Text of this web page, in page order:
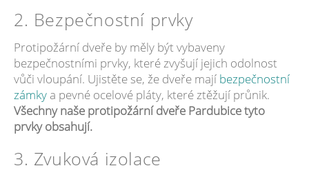
2. Bezpečnostní prvky
Protipožární dveře by měly být vybaveny
bezpečnostními prvky, které zvyšují jejich odolnost
vůči vloupání. Ujistěte se, že dveře mají bezpečnostní
zámky a pevné ocelové pláty, které ztěžují průnik.
Všechny naše protipožární dveře Pardubice tyto
prvky obsahují.
3. Zvuková izolace